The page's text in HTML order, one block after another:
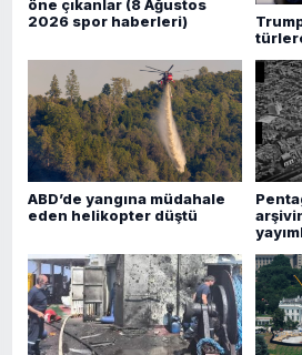
öne çıkanlar (8 Ağustos
2026 spor haberleri)
ABD’de yangına müdahale
eden helikopter düştü